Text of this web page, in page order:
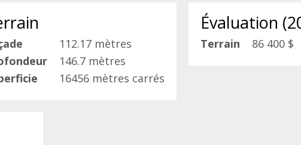
112.17 mètres
146.7 mètres
16456 mètres carrés
Évaluation
Terrain 86 400 $